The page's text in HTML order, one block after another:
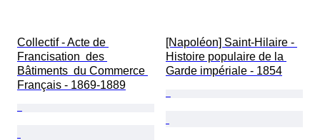
Collectif - Acte de
Francisation  des
Bâtiments  du Commerce
Français - 1869-1889
[Napoléon] Saint-Hilaire -
Histoire populaire de la
Garde impériale - 1854